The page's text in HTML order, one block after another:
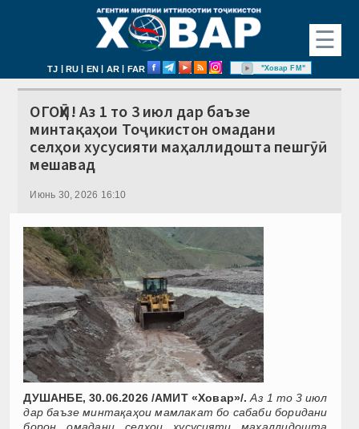
☰
TJ | RU | EN | AR | FAR "Ховар FM"
ОГОҲӢ! Аз 1 то 3 июл дар баъзе
минтақаҳои Тоҷикистон омадани
селҳои хусусияти маҳаллидошта пешгӯӣ
мешавад
Июнь 30, 2026 16:10
ДУШАНБЕ, 30.06.2026 /АМИТ «Ховар»/. Аз 1 то 3 июл
дар баъзе минтақаҳои мамлакат бо сабаби боридани